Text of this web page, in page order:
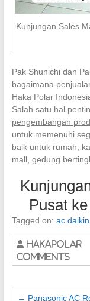
Kunjungan Sales
Pak Shunichi dan
bagaimana
Haka Polar
Salah satu hal
pengembangan
untuk memenuhi
baik untuk rumah,
mall, gedung
Pusat
Tagged on: ac daikin
hakapolar
Comments
← Panasonic AC